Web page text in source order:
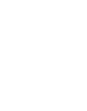
Baden-